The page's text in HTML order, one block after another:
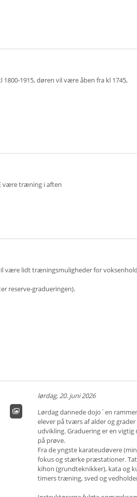
1915, døren vil være åben fra kl 1745,
være træning i aften
være lidt træningsmuligheder for
reserve-gradueringen).
lørdag, 20. juni 2026
Lørdag dannede dojo´en
elever på tværs af alder og
udvikling. Graduering er en
på prøve.
Fra de yngste karateudøvere
fokus og stærke præstationer.
kihon (grundteknikker), kata og
timers træning, sved og